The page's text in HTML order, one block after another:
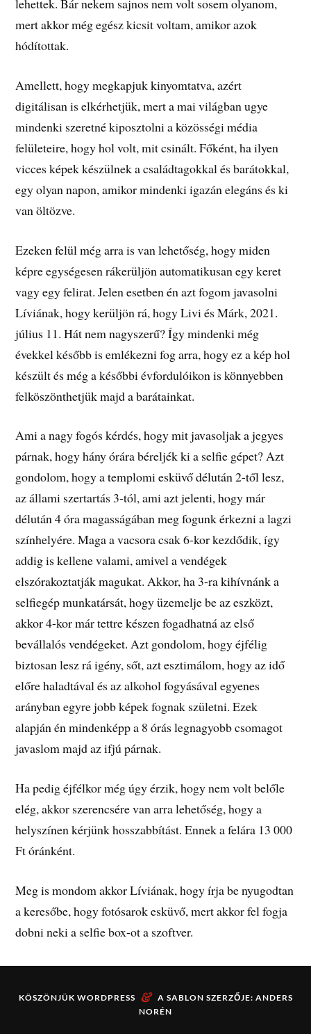
lehettek. Bár nekem sajnos nem volt sosem olyanom,
mert akkor még egész kicsit voltam, amikor azok
hódítottak.
Amellett, hogy megkapjuk kinyomtatva, azért
digitálisan is elkérhetjük, mert a mai világban ugye
mindenki szeretné kiposztolni a közösségi média
felületeire, hogy hol volt, mit csinált. Főként, ha ilyen
vicces képek készülnek a családtagokkal és barátokkal,
egy olyan napon, amikor mindenki igazán elegáns és ki
van öltözve.
Ezeken felül még arra is van lehetőség, hogy miden
képre egységesen rákerüljön automatikusan egy keret
vagy egy felirat. Jelen esetben én azt fogom javasolni
Líviának, hogy kerüljön rá, hogy Livi és Márk, 2021.
július 11. Hát nem nagyszerű? Így mindenki még
évekkel később is emlékezni fog arra, hogy ez a kép hol
készült és még a későbbi évfordulóikon is könnyebben
felköszönthetjük majd a barátainkat.
Ami a nagy fogós kérdés, hogy mit javasoljak a jegyes
párnak, hogy hány órára béreljék ki a selfie gépet? Azt
gondolom, hogy a templomi esküvő délután 2-től lesz,
az állami szertartás 3-tól, ami azt jelenti, hogy már
délután 4 óra magasságában meg fogunk érkezni a lagzi
színhelyére. Maga a vacsora csak 6-kor kezdődik, így
addig is kellene valami, amivel a vendégek
elszórakoztatják magukat. Akkor, ha 3-ra kihívnánk a
selfiegép munkatársát, hogy üzemelje be az eszközt,
akkor 4-kor már tettre készen fogadhatná az első
bevállalós vendégeket. Azt gondolom, hogy éjfélig
biztosan lesz rá igény, sőt, azt esztimálom, hogy az idő
előre haladtával és az alkohol fogyásával egyenes
arányban egyre jobb képek fognak születni. Ezek
alapján én mindenképp a 8 órás legnagyobb csomagot
javaslom majd az ifjú párnak.
Ha pedig éjfélkor még úgy érzik, hogy nem volt belőle
elég, akkor szerencsére van arra lehetőség, hogy a
helyszínen kérjünk hosszabbítást. Ennek a felára 13 000
Ft óránként.
Meg is mondom akkor Líviának, hogy írja be nyugodtan
a keresőbe, hogy fotósarok esküvő, mert akkor fel fogja
dobni neki a selfie box-ot a szoftver.
KÖSZÖNJÜK WORDPRESS & A SABLON SZERZŐJE: ANDERS
NORÉN